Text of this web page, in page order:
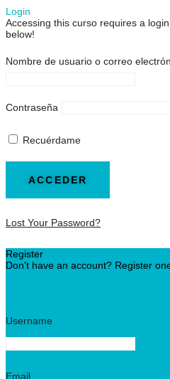
Login
Accessing this curso requires a
below!
Nombre de usuario o correo
Contraseña
Recuérdame
Lost Your Password?
Register
Don't have an account? Register
Username
Email